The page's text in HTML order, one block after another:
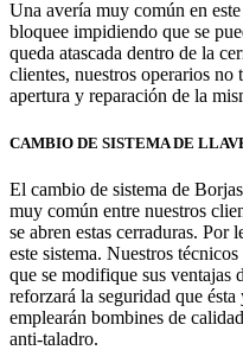
Una avería muy común en
bloquee impidiendo que se
queda atascada dentro de la
clientes, nuestros operarios no
apertura y reparación de la
CAMBIO DE SISTEMA DE
El cambio de sistema de
muy común entre nuestros
se abren estas cerraduras. Por
este sistema. Nuestros
que se modifique sus ventajas
reforzará la seguridad que
emplearán bombines de
anti-taladro.